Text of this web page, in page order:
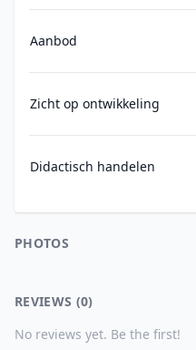
Aanbod
Zicht op ontwikkeling
Didactisch handelen
PHOTOS
REVIEWS (0)
No reviews yet. Be the first!